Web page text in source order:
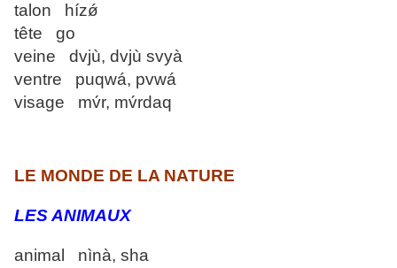
talon hízǿ
tête go
veine dvjù, dvjù svyà
ventre puqwá, pvwá
visage mv́r, mv́rdaq
LE MONDE DE LA NATURE
LES ANIMAUX
animal nìnà, sha